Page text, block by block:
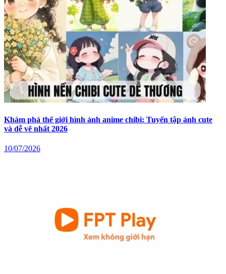
Khám phá thế giới hình ảnh anime chibi: Tuyển tập ảnh cute
và dễ vẽ nhất 2026
10/07/2026